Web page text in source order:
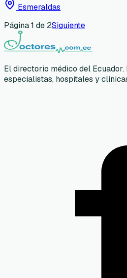
Esmeraldas
Página1 de 2Siguiente
El directorio médico del Ecuador.
especialistas, hospitales y